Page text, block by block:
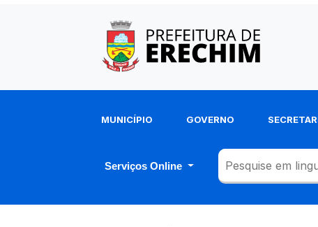
MUNICÍPIO GOVERNO
Serviços Online